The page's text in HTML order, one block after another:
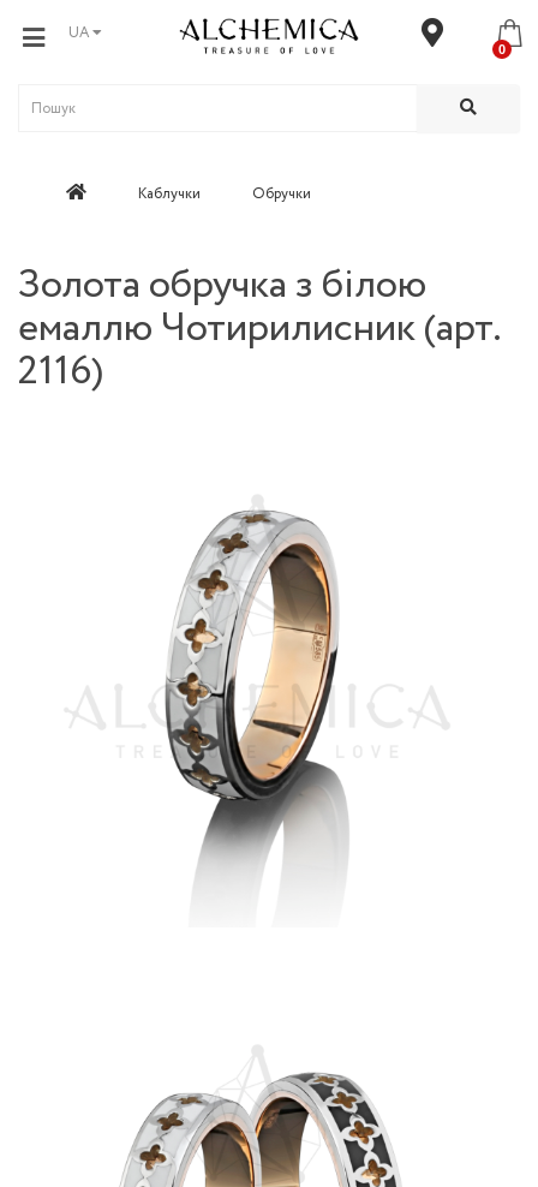
UA
0
Каблучки Обручки
Золота обручка з білою
емаллю Чотирилисник (арт.
2116)